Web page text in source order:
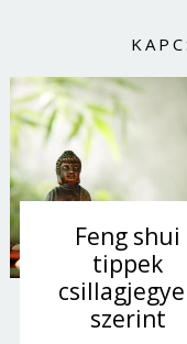
Feng shui
tippek
szerint